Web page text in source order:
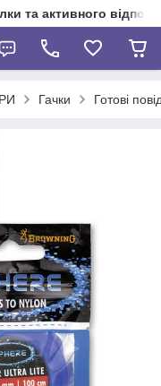
та активного
Гачки Готові